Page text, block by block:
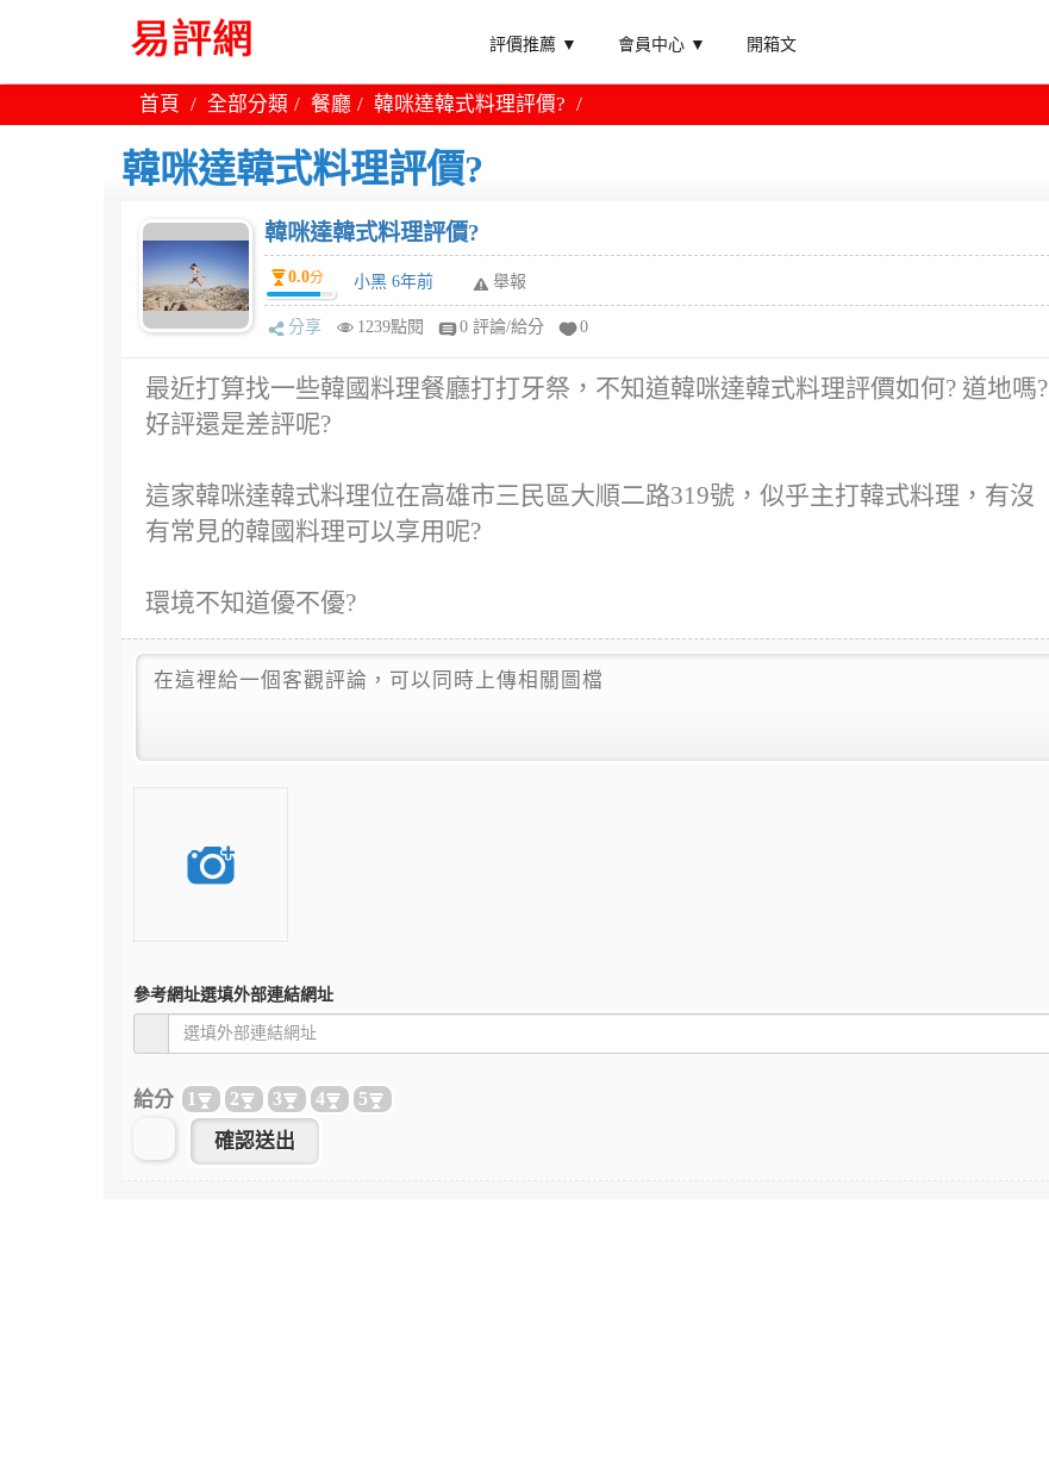
評價推薦 ▼ 會員中心 ▼ 開箱文
首頁 全部分類 餐廳 韓咪達韓式料理評價?
韓咪達韓式料理評價?
韓咪達韓式料理評價?
0.0分 小黑 6年前 舉報
分享 1239點閱 0 評論/給分 0
最近打算找一些韓國料理餐廳打打牙祭，不知道韓咪達韓式料理評價如何? 道地嗎?
好評還是差評呢?
這家韓咪達韓式料理位在高雄市三民區大順二路319號，似乎主打韓式料理，有沒
有常見的韓國料理可以享用呢?
環境不知道優不優?
參考網址選填外部連結網址
給分 1 2 3 4 5